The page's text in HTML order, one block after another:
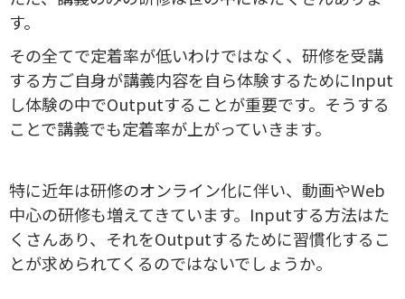
す。
その全てで定着率が低いわけではなく、研修を受講
する方ご自身が講義内容を自ら体験するためにInput
し体験の中でOutputすることが重要です。そうする
ことで講義でも定着率が上がっていきます。
特に近年は研修のオンライン化に伴い、動画やWeb
中心の研修も増えてきています。Inputする方法はた
くさんあり、それをOutputするために習慣化するこ
とが求められてくるのではないでしょうか。